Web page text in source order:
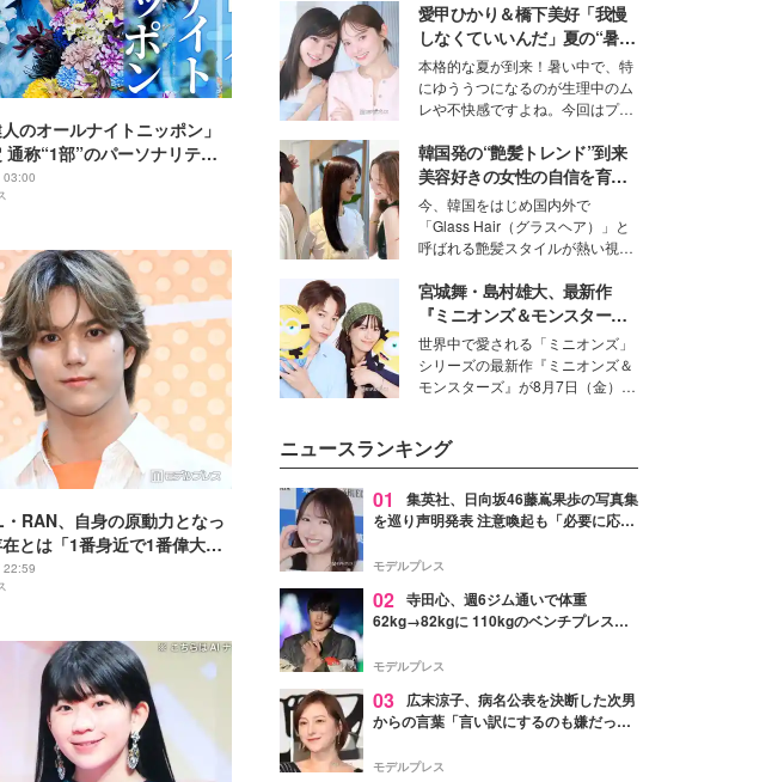
人のオールナイトニッポン」
通称“1部”のパーソナリティ
RAN、自身の原動力となっ
とは「1番身近で1番偉大な
な美容の常識を大きく変える可能
性を秘めた、革新的な「Water
Capturing Skin（ウォーターキャ
プチャリングスキン：捕水肌）」
技術を、花王が構築した。
愛甲ひかり＆橋下美好「我慢
しなくていいんだ」夏の“暑さ
対策”の新しい選択肢とは？
本格的な夏が到来！暑い中で、特
にゆううつになるのが生理中のム
レや不快感ですよね。今回はプラ
モデル・愛甲ひかりさんと橋下美
好さんを迎えて本音で女子会トー
ク。猛暑のお出かけを快適に過ご
すヒントや、2人が感動した夏の
生理の新常識にも迫りました。
韓国発の“艶髪トレンド”到来
美容好きの女性の自信を育む
「ヘアケア事情」って？
今、韓国をはじめ国内外で
「Glass Hair（グラスヘア）」と
呼ばれる艶髪スタイルが熱い視線
ションの完成度を高めるベースと
して、“髪そのものの美しさ”に改
めて注目する人が増えている様
子。今回は、そんな憧れの艶やか
な髪を日常で叶える、美容好きの
女性たちのヘアケア事情を紹介し
宮城舞・島村雄大、最新作
『ミニオンズ＆モンスター
ズ』の魅力熱弁 ハチャメチャ
だけじゃない“友情と絆”に感
動
世界中で愛される「ミニオンズ」
シリーズの最新作『ミニオンズ＆
モンスターズ』が8月7日（金）に
デルの宮城舞と島村雄大の特別対
談をお届け！それぞれの視点か
ら、今作ならではの魅力や予想外
の感動をもたらす奥深いストーリ
た。
ニュースランキング
01
集英社、日向坂46藤嶌果歩の写真集
を巡り声明発表 注意喚起も「必要に応じ
モデルプレス
02 寺田心、週6ジム通いで体重
62kg→82kgに 110kgのベンチプレス持
「かっこいい」と反響
モデルプレス
03
広末涼子、病名公表を決断した次男
からの言葉「言い訳にするのも嫌だっ
モデルプレス